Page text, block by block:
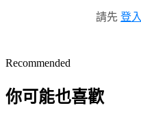
請先 登入
Recommended
你可能也喜歡